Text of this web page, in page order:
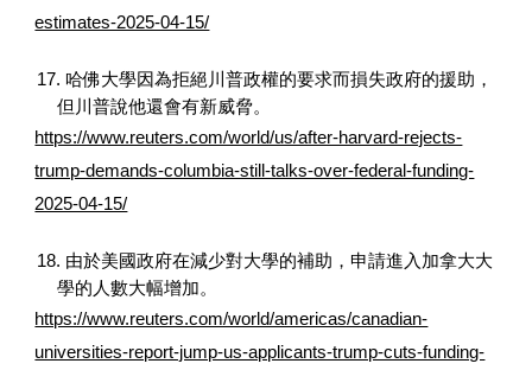
estimates-2025-04-15/
17. 哈佛大學因為拒絕川普政權的要求而損失政府的援助，
但川普說他還會有新威脅。
https://www.reuters.com/world/us/after-harvard-rejects-
trump-demands-columbia-still-talks-over-federal-funding-
2025-04-15/
18. 由於美國政府在減少對大學的補助，申請進入加拿大大
學的人數大幅增加。
https://www.reuters.com/world/americas/canadian-
universities-report-jump-us-applicants-trump-cuts-funding-